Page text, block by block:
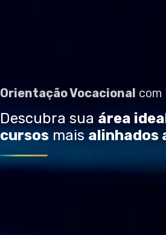
OrientaçãoVocacional com
Descubra sua área
cursos mais alinhados